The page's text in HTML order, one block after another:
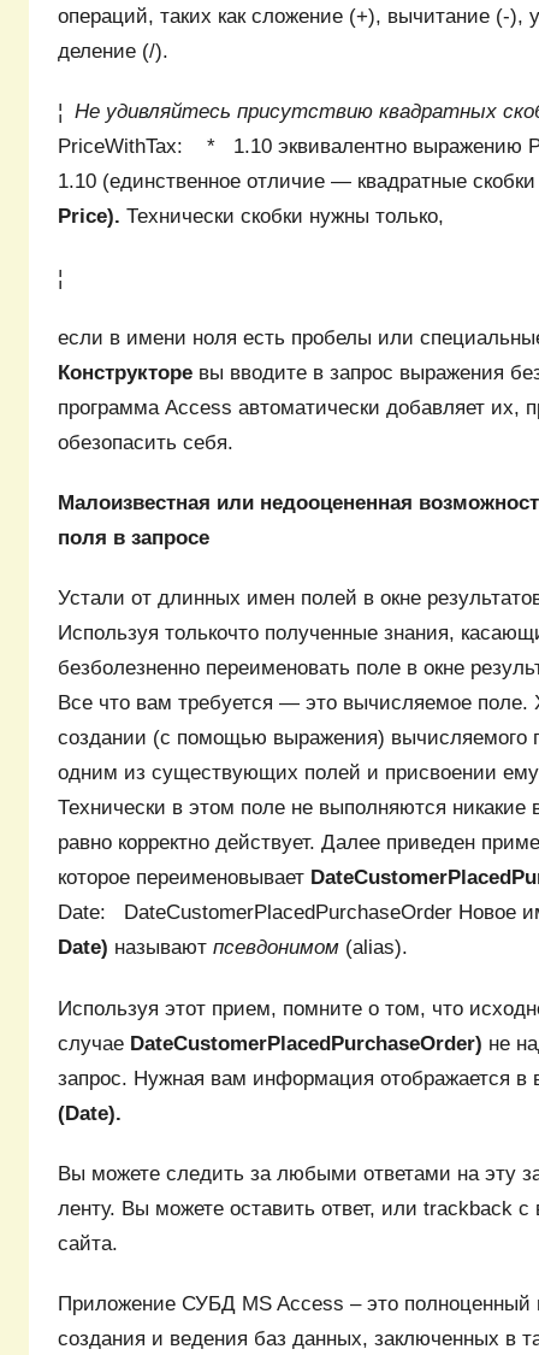
операций, таких как сложение (+), вычитание (-),
деление (/).
¦ Не удивляйтесь присутствию квадратных
PriceWithTax: * 1.10 эквивалентно
1.10 (единственное отличие — квадратные
Price). Технически скобки нужны только,
¦
если в имени ноля есть пробелы или
Конструкторе вы вводите в запрос выражения
программа Access автоматически добавляет их,
обезопасить себя.
Малоизвестная или недооцененная
поля в запросе
Устали от длинных имен полей в окне
Используя толькочто полученные знания,
безболезненно переименовать поле в окне
Все что вам требуется — это вычисляемое поле.
создании (с помощью выражения) вычисляемого
одним из существующих полей и присвоении
Технически в этом поле не выполняются никакие
равно корректно действует. Далее приведен
которое переименовывает
Date: DateCustomerPlacedPurchaseOrder Новое
Date) называют псевдонимом (alias).
Используя этот прием, помните о том, что
случае DateCustomerPlacedPurchaseOrder) не
запрос. Нужная вам информация отображается
(Date).
Вы можете следить за любыми ответами на эту
ленту. Вы можете оставить ответ, или trackback с
сайта.
Приложение СУБД MS Access – это
создания и ведения баз данных, заключенных в